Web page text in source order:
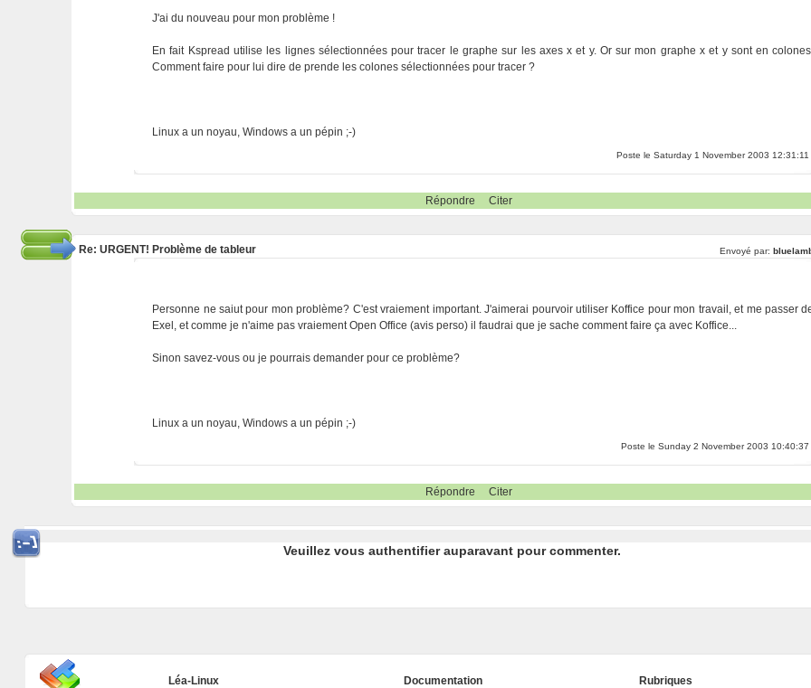
J'ai du nouveau pour mon problème !
En fait Kspread utilise les lignes sélectionnées pour tracer le graphe sur les axes x et y. Or sur mon graphe x et y sont en
Comment faire pour lui dire de prende les colones sélectionnées pour tracer ?
Linux a un noyau, Windows a un pépin ;-)
Poste le Saturday 1 November 2003 12:31:11
Répondre Citer
Re: URGENT! Problème de tableur Envoyé par:
Personne ne saiut pour mon problème? C'est vraiement important. J'aimerai pourvoir utiliser Koffice pour mon travail, et me passer
Exel, et comme je n'aime pas vraiement Open Office (avis perso) il faudrai que je sache comment faire ça avec Koffice...
Sinon savez-vous ou je pourrais demander pour ce problème?
Linux a un noyau, Windows a un pépin ;-)
Poste le Sunday 2 November 2003 10:40:37
Répondre Citer
Veuillez vous authentifier auparavant pour commenter.
Léa-Linux Documentation Rubriques